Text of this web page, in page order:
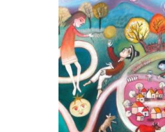
supradotati,Editura Herald,
Vindecare in ritmul tau,TSA